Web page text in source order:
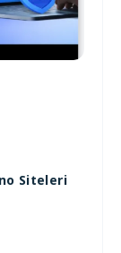
Siteleri